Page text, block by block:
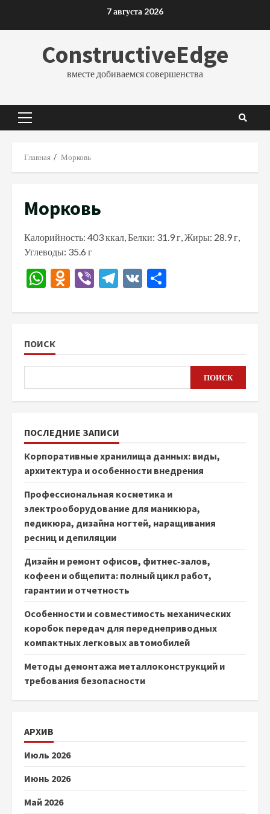
7 августа 2026
ConstructiveEdge
вместе добиваемся совершенства
Основное
Главная Морковь
Морковь
Калорийность: 403 ккал, Белки: 31.9 г, Жиры: 28.9 г,
Углеводы: 35.6 г
WhatsApp
Odnoklassniki
ViberTelegram
VK
ПОИСК
ПОИСК
ПОСЛЕДНИЕ ЗАПИСИ
Корпоративные хранилища данных: виды,
архитектура и особенности внедрения
Профессиональная косметика и
электрооборудование для маникюра,
педикюра, дизайна ногтей, наращивания
ресниц и депиляции
Дизайн и ремонт офисов, фитнес‑залов,
кофеен и общепита: полный цикл работ,
гарантии и отчетность
Особенности и совместимость механических
коробок передач для переднеприводных
компактных легковых автомобилей
Методы демонтажа металлоконструкций и
требования безопасности
АРХИВ
Июль 2026
Июнь 2026
Май 2026